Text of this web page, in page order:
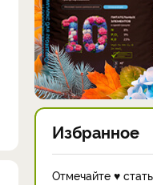
Избранное
Отмечайте ♥